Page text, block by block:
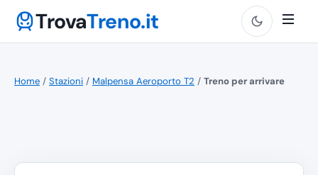
TrovaTreno.it
Home / Stazioni / Malpensa Aeroporto T2 / Treno per arrivare